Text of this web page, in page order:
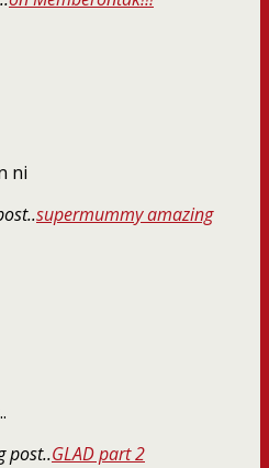
ni
supermummy amazing
post..GLAD part 2